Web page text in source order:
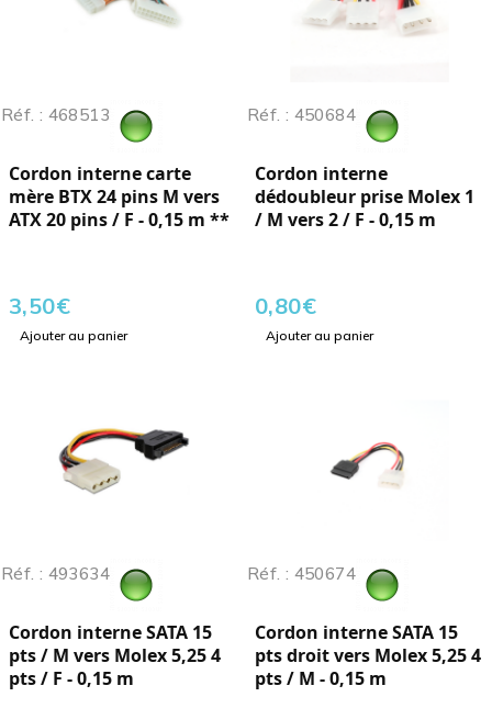
Réf. : 468513
Cordon interne carte
mère BTX 24 pins M vers
ATX 20 pins / F - 0,15 m **
3,50€
Ajouter au panier
Réf. : 450684
Cordon interne
dédoubleur prise Molex 1
/ M vers 2 / F - 0,15 m
0,80€
Ajouter au panier
Réf. : 493634
Cordon interne SATA 15
pts / M vers Molex 5,25 4
pts / F - 0,15 m
Réf. : 450674
Cordon interne SATA 15
pts droit vers Molex 5,25 4
pts / M - 0,15 m